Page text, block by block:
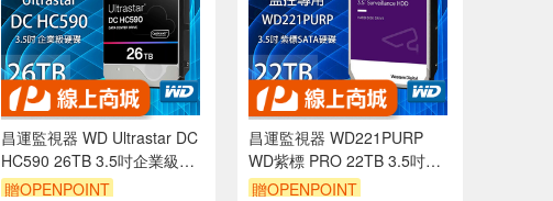
昌運監視器 WD Ultrastar DC
HC590 26TB 3.5吋企業級硬
碟 (WUH722626ALE6L4)
贈OPENPOINT
昌運監視器 WD221PURP
WD紫標 PRO 22TB 3.5吋監
控專用(系統)硬碟
贈OPENPOINT